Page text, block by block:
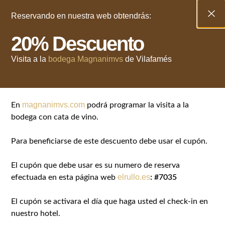
Ingles Youtube Facebook
Reserva en Vilafamés
Reserva Una Habitación Ahora
Un bonito lugar para disfrutar de Vilafamés
Reservando en nuestra web obtendrás:
20% Descuento
Visita a la bodega Magnanimvs de Vilafamés
En magnanimvs.com podrá programar la visita a la
bodega con cata de vino.
Para beneficiarse de este descuento debe usar el cupón.
El cupón que debe usar es su numero de reserva
efectuada en esta página webelrullo.es: #7035
El cupón se activara el día que haga usted el check-in en
nuestro hotel.